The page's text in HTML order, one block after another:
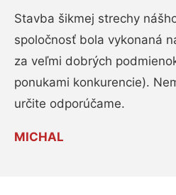
Stavba šikmej strechy
spoločnosť bola vykonaná
za veľmi dobrých
ponukami konkurencie).
určite odporúčame.
MICHAL